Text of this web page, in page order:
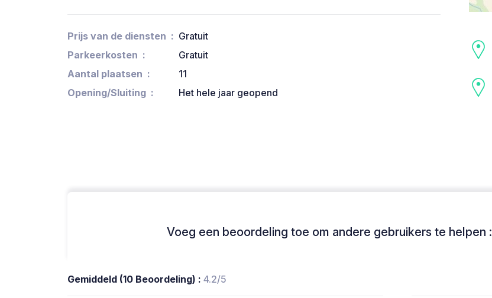
Prijs van de diensten
Gratuit
Parkeerkosten
Gratuit
Aantal plaatsen
11
Opening/Sluiting
Het hele jaar geopend
Voeg een beoordeling toe om andere gebruikers te helpen :
Gemiddeld (10 Beoordeling) : 4.2/5